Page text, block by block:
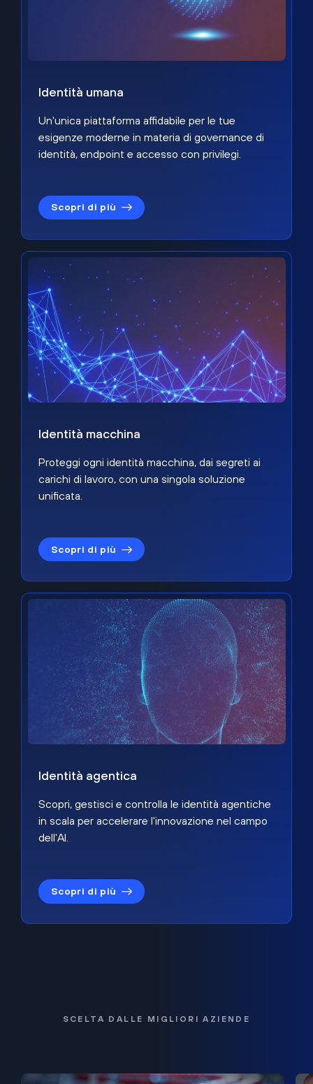
Identità umana
Un'unica piattaforma affidabile per le tue
esigenze moderne in materia di governance di
identità, endpoint e accesso con privilegi.
Scopri di più
Identità macchina
Proteggi ogni identità macchina, dai segreti ai
carichi di lavoro, con una singola soluzione
unificata.
Scopri di più
Identità agentica
Scopri, gestisci e controlla le identità agentiche
in scala per accelerare l'innovazione nel campo
dell'AI.
Scopri di più
SCELTA DALLE MIGLIORI AZIENDE